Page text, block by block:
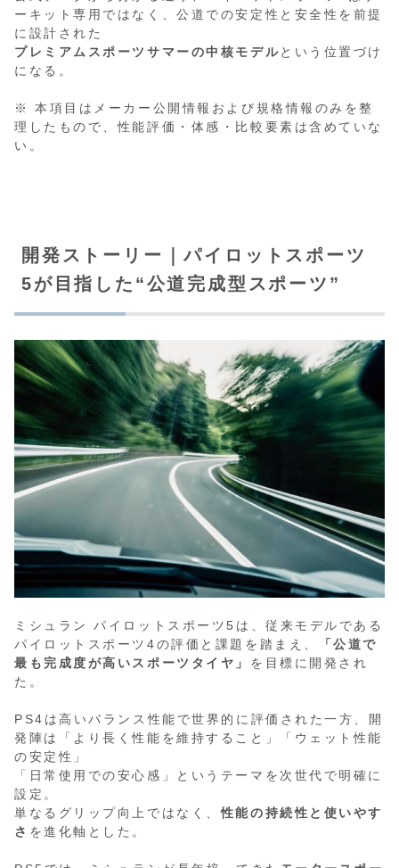
ーキット専用ではなく、公道での安定性と安全性を前提
に設計された
プレミアムスポーツサマーの中核モデルという位置づけ
になる。
※ 本項目はメーカー公開情報および規格情報のみを整
理したもので、性能評価・体感・比較要素は含めていな
い。
開発ストーリー｜パイロットスポーツ
5が目指した“公道完成型スポーツ”
ミシュラン パイロットスポーツ5は、従来モデルである
パイロットスポーツ4の評価と課題を踏まえ、
「公道で
最も完成度が高いスポーツタイヤ」 を目標に開発され
た。
PS4は高いバランス性能で世界的に評価された一方、開
発陣は「より長く性能を維持すること」「ウェット性能
の安定性」
「日常使用での安心感」というテーマを次世代で明確に
設定。
単なるグリップ向上ではなく、性能の持続性と使いやす
さ を進化軸とした。